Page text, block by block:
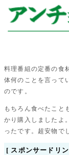
料理番組の定番の食
体何のことを言って
のです。
もちろん食べたこと
かり購入しましたよ
ったです。超安物
[ スポンサードリ